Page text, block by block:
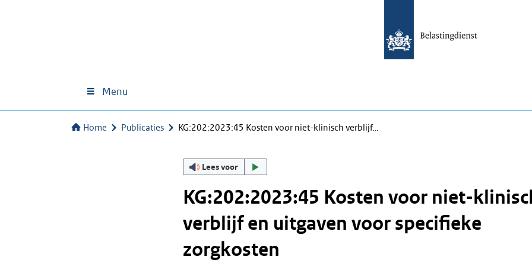
Menu
Home Publicaties KG:202:2023:45 Kosten voor niet-klinisch verblijf…
Lees voor
KG:202:2023:45 Kosten voor niet-
verblijf en uitgaven voor specifieke
zorgkosten